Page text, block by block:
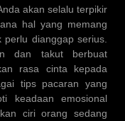
akan selalu terpikir
hal yang memang
dianggap serius.
dan takut berbuat
rasa cinta kepada
tips pacaran yang
keadaan emosional
ciri orang sedang